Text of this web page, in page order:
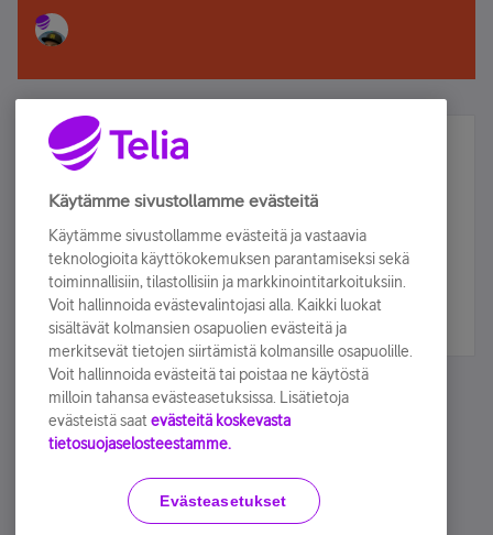
Älä jää paitsi – osallistu ja voita!
Tilaa Telian uutiskirje ja olet mukana arvonnassa.
sähköpostiisi.
Tilaa nyt
Käyttöehdot Accessibility statement
Käytämme sivustollamme evästeitä
Käytämme sivustollamme evästeitä ja vastaavia
teknologioita käyttökokemuksen parantamiseksi sekä
toiminnallisiin, tilastollisiin ja markkinointitarkoituksiin.
Voit hallinnoida evästevalintojasi alla. Kaikki luokat
sisältävät kolmansien osapuolien evästeitä ja
merkitsevät tietojen siirtämistä kolmansille osapuolille.
Voit hallinnoida evästeitä tai poistaa ne käytöstä
milloin tahansa evästeasetuksissa. Lisätietoja
evästeistä saat evästeitä koskevasta
tietosuojaselosteestamme.
Evästeasetukset